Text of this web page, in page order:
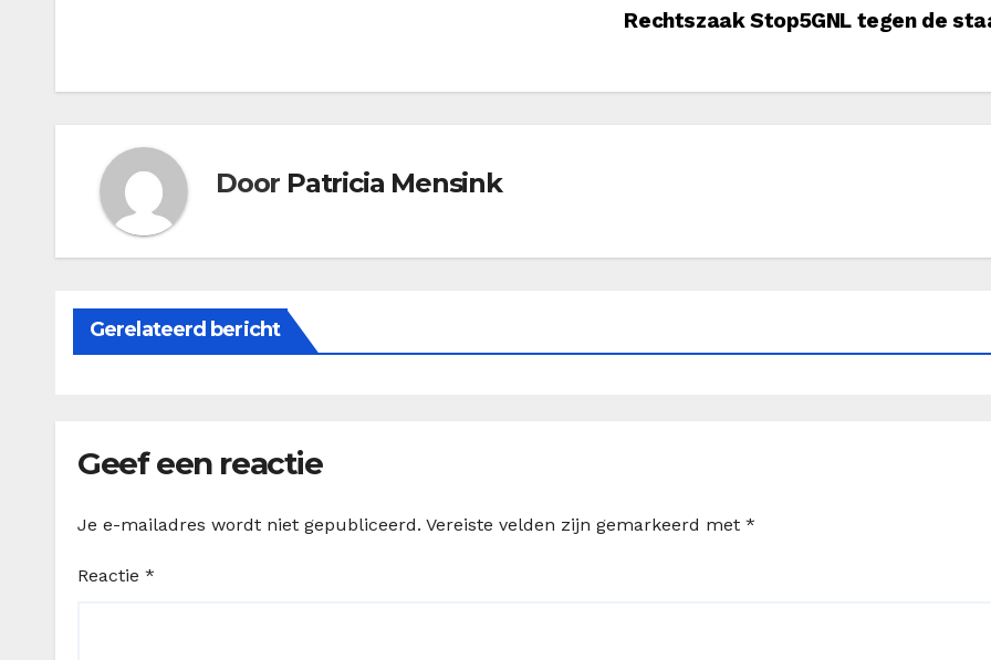
Rechtszaak Stop5GNL tegen de
Door Patricia Mensink
Gerelateerd bericht
Geef een reactie
Je e-mailadres wordt niet gepubliceerd. Vereiste velden zijn gemarkeerd met *
Reactie *